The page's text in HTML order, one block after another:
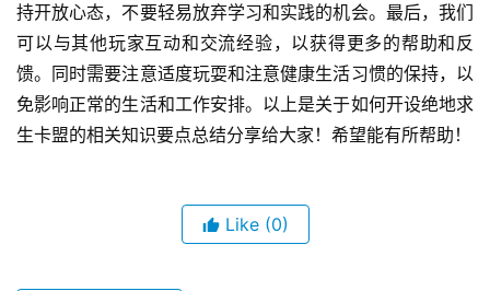
持开放心态，不要轻易放弃学习和实践的机会。最后，我们
可以与其他玩家互动和交流经验，以获得更多的帮助和反
馈。同时需要注意适度玩耍和注意健康生活习惯的保持，以
免影响正常的生活和工作安排。以上是关于如何开设绝地求
生卡盟的相关知识要点总结分享给大家！希望能有所帮助！
Like (0)